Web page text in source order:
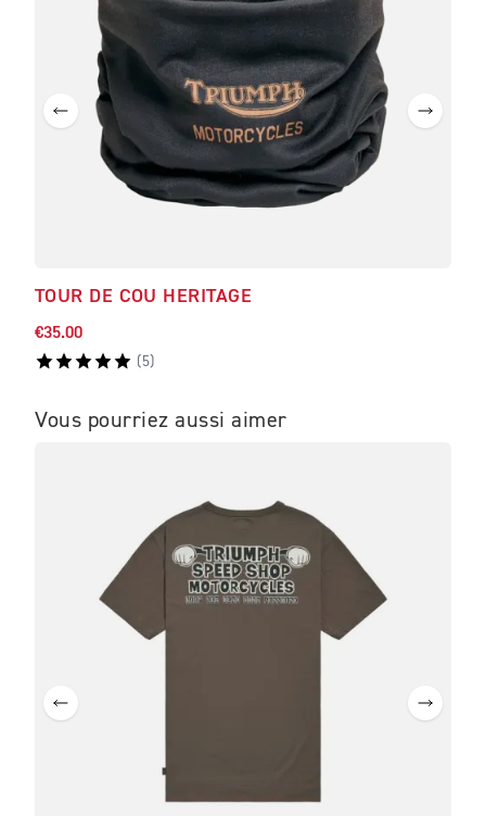
TOUR DE COU HERITAGE
€35.00
( 5)
Vous pourriez aussi aimer